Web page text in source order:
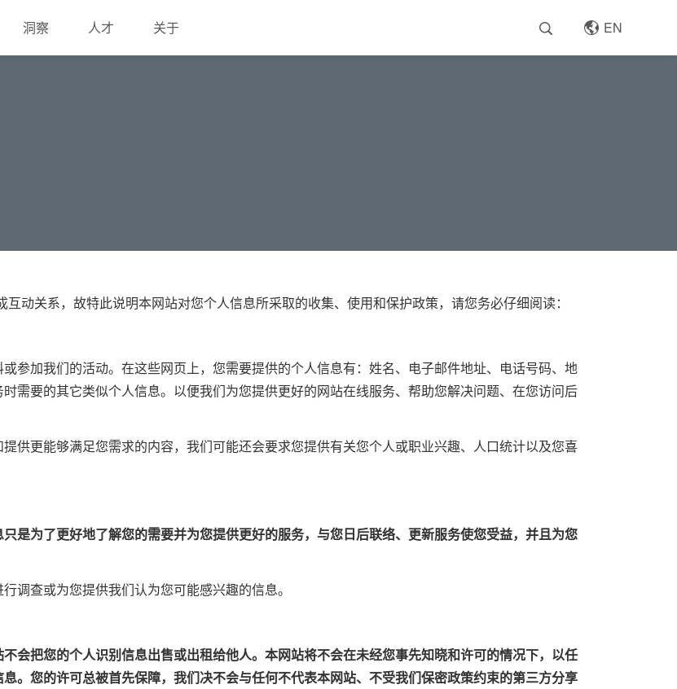
洞察 人才 关于 EN
动关系，故特此说明本网站对您个人信息所采取的收集、使用和保护政策，请您务必仔细阅读：
参加我们的活动。在这些网页上，您需要提供的个人信息有：姓名、电子邮件地址、电话号码、地
需要的其它类似个人信息。以便我们为您提供更好的网站在线服务、帮助您解决问题、在您访问后
供更能够满足您需求的内容，我们可能还会要求您提供有关您个人或职业兴趣、人口统计以及您喜
是为了更好地了解您的需要并为您提供更好的服务，与您日后联络、更新服务使您受益，并且为您
调查或为您提供我们认为您可能感兴趣的信息。
会把您的个人识别信息出售或出租给他人。本网站将不会在未经您事先知晓和许可的情况下，以任
。您的许可总被首先保障，我们决不会与任何不代表本网站、不受我们保密政策约束的第三方分享